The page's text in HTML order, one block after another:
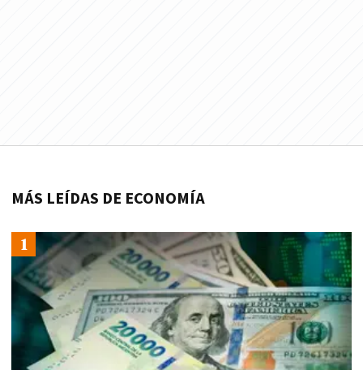
MÁS LEÍDAS DE ECONOMÍA